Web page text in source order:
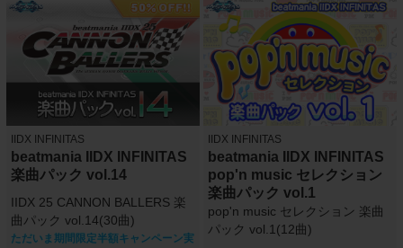
IIDX INFINITAS
beatmania IIDX INFINITAS
楽曲パック vol.14
IIDX 25 CANNON BALLERS 楽
曲パック vol.14(30曲)
ただいま期間限定半額キャンペーン実
IIDX INFINITAS
beatmania IIDX INFINITAS
pop'n music セレクション
楽曲パック vol.1
pop'n music セレクション 楽曲
パック vol.1(12曲)